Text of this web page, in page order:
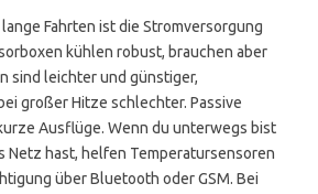
Fahrten ist die Stromversorgung
kühlen robust, brauchen aber
sind leichter und günstiger,
großer Hitze schlechter. Passive
Ausflüge. Wenn du unterwegs bist
Netz hast, helfen Temperatursensoren
über Bluetooth oder GSM. Bei